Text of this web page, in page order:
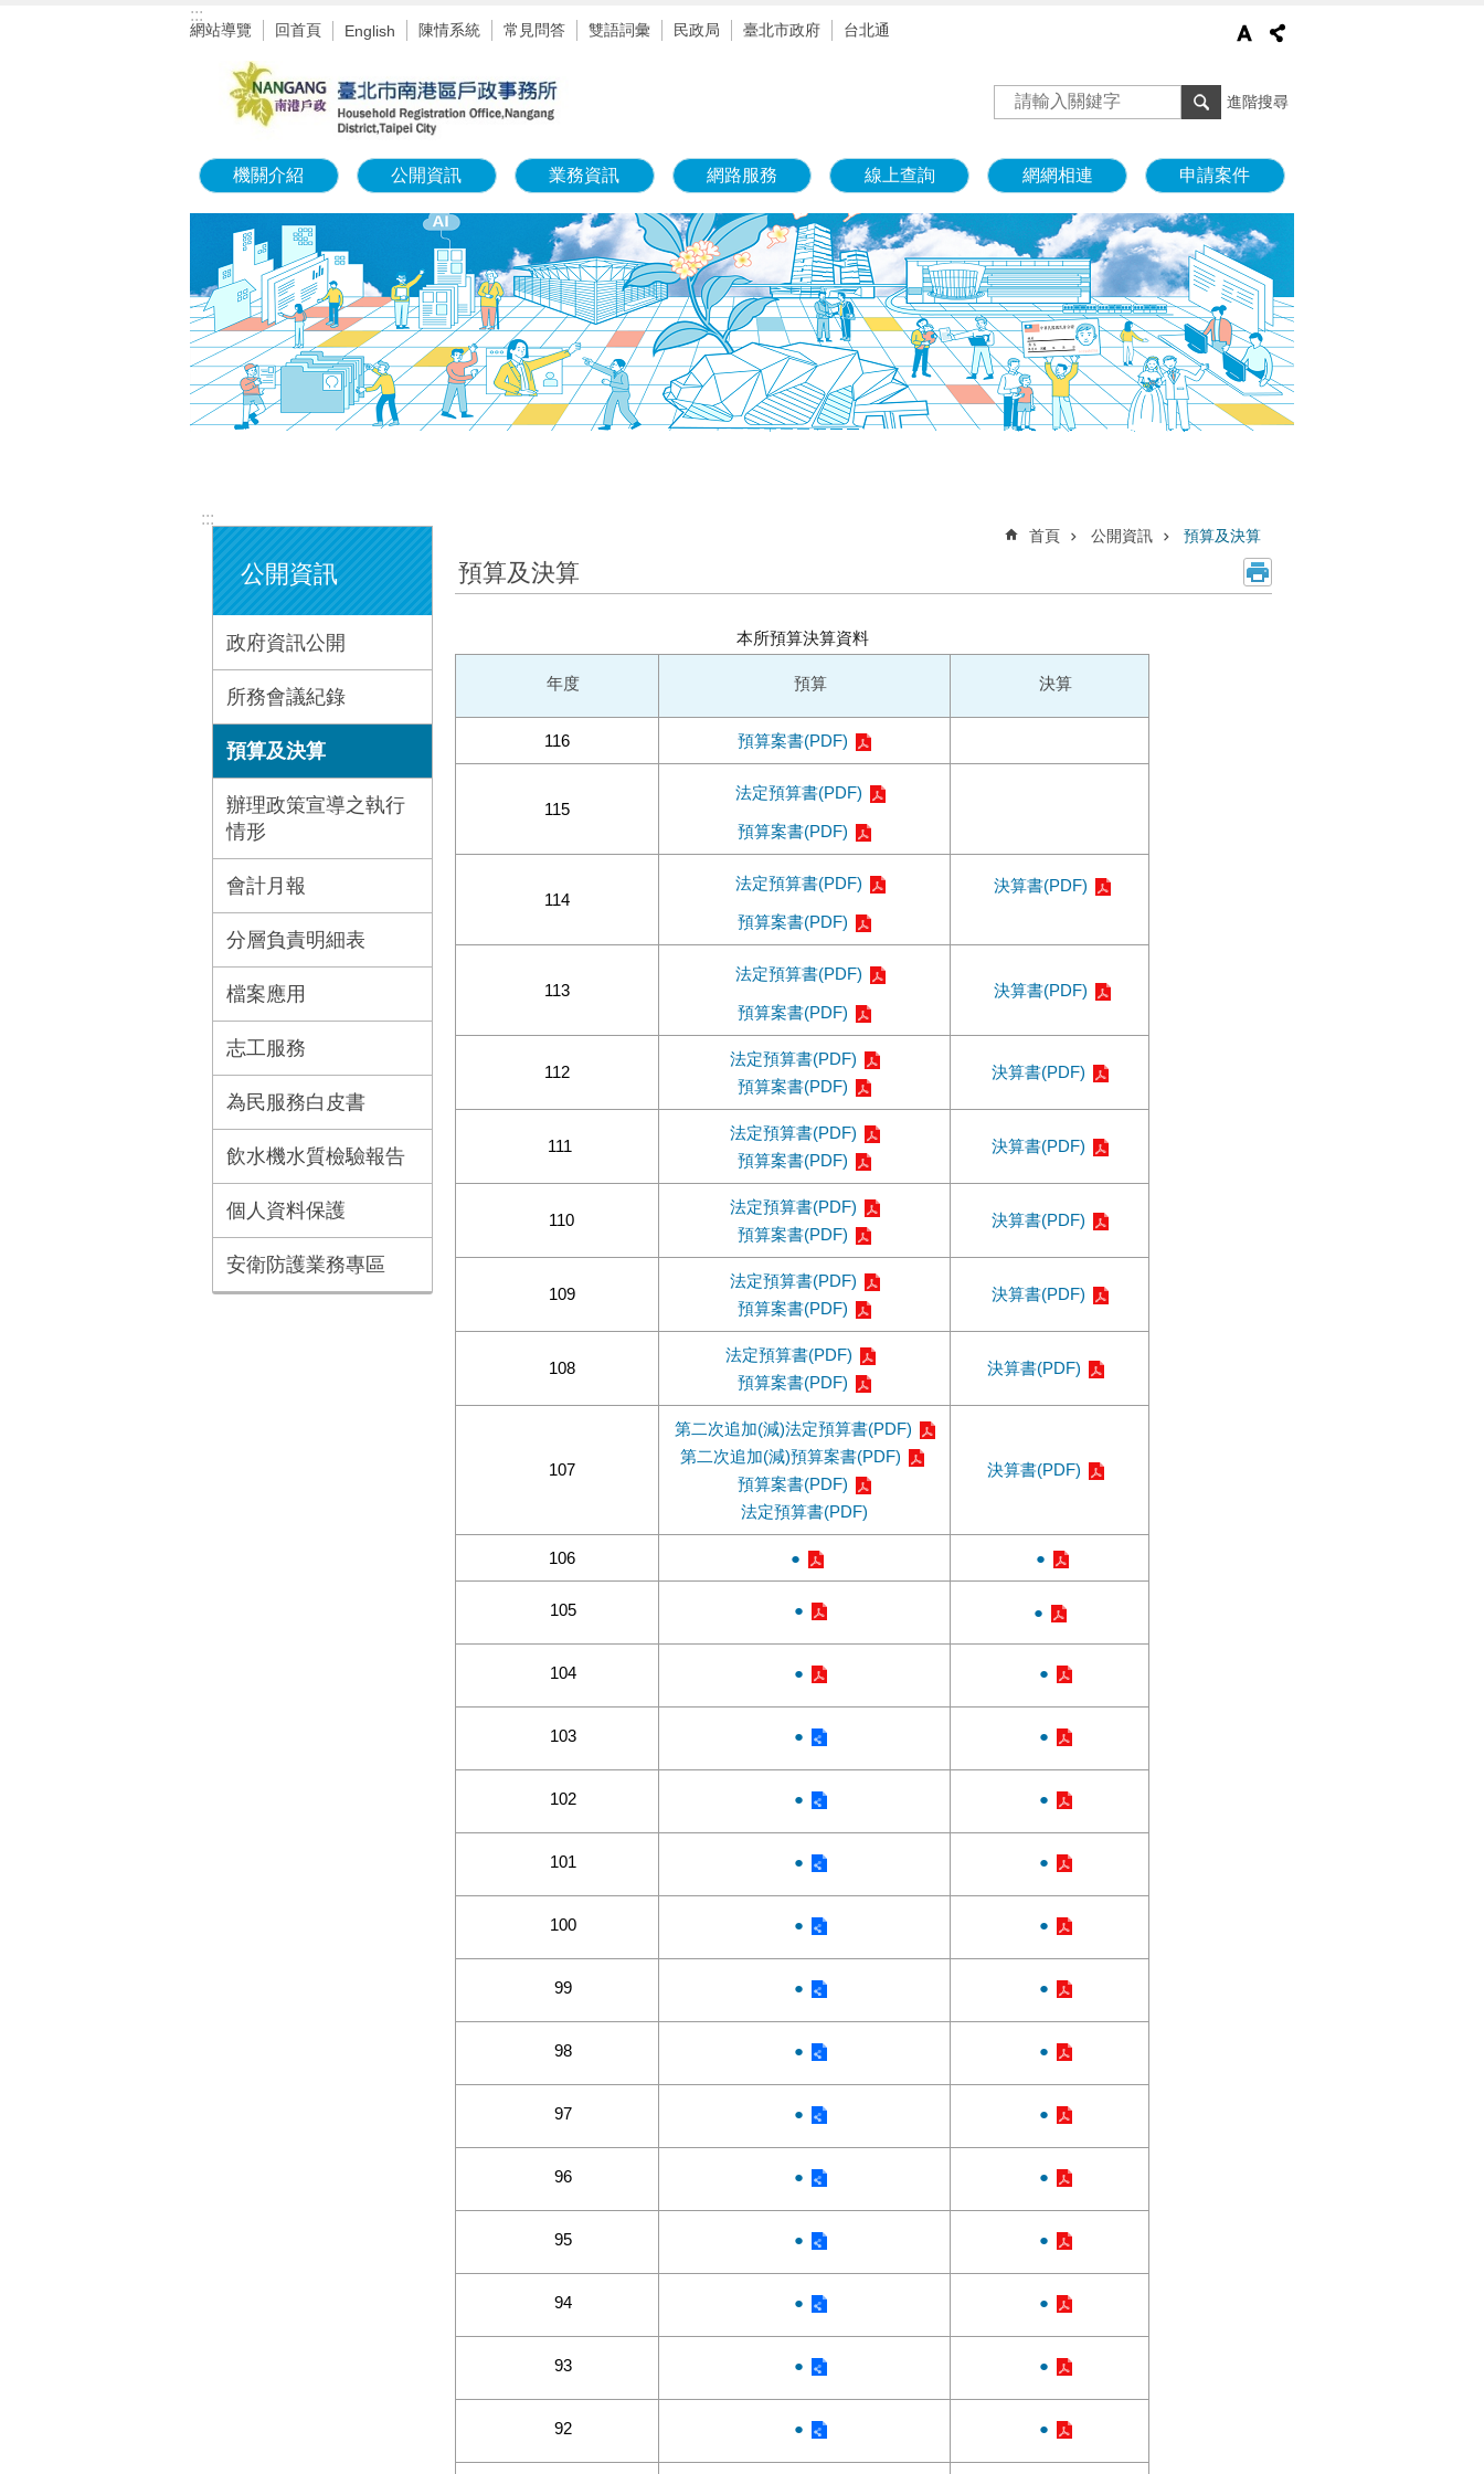
:::
網站導覽 回首頁 English 陳情系統 常見問答 雙語詞彙 民政局 臺北市政府 台北通
進階搜尋
機關介紹 公開資訊 業務資訊 網路服務 線上查詢 網網相連 申請案件
:::
公開資訊
政府資訊公開
所務會議紀錄
預算及決算
辦理政策宣導之執行
情形
會計月報
分層負責明細表
檔案應用
志工服務
為民服務白皮書
飲水機水質檢驗報告
個人資料保護
安衛防護業務專區
首頁 公開資訊 預算及決算
預算及決算
本所預算決算資料
年度 預算 決算
116 預算案書(PDF)
115
法定預算書(PDF)
預算案書(PDF)
114
法定預算書(PDF)
預算案書(PDF)
決算書(PDF)
113
法定預算書(PDF)
預算案書(PDF)
決算書(PDF)
112
法定預算書(PDF)
預算案書(PDF)
決算書(PDF)
111
法定預算書(PDF)
預算案書(PDF)
決算書(PDF)
110
法定預算書(PDF)
預算案書(PDF)
決算書(PDF)
109
法定預算書(PDF)
預算案書(PDF)
決算書(PDF)
108
法定預算書(PDF)
預算案書(PDF)
決算書(PDF)
107
第二次追加(減)法定預算書(PDF)
第二次追加(減)預算案書(PDF)
預算案書(PDF)
法定預算書(PDF)
決算書(PDF)
106 ● ●
105 ● ●
104 ● ●
103 ● ●
102 ● ●
101 ● ●
100 ● ●
99 ● ●
98 ● ●
97 ● ●
96 ● ●
95 ● ●
94 ● ●
93 ● ●
92 ● ●